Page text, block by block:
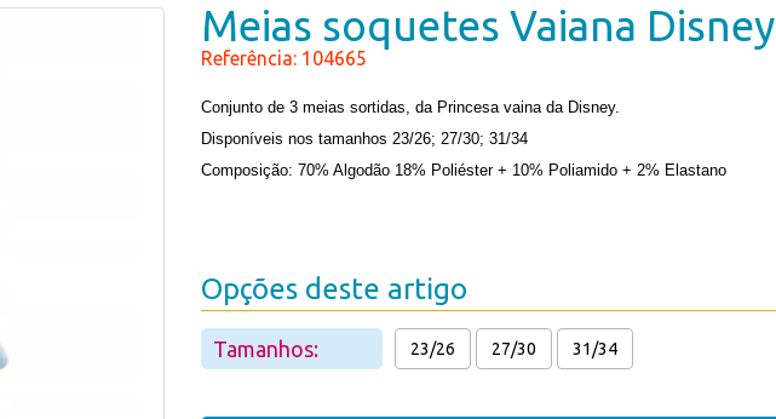
Meias soquetes Vaiana Disney
Referência: 104665
Conjunto de 3 meias sortidas, da Princesa vaina da Disney.
Disponíveis nos tamanhos 23/26; 27/30; 31/34
Composição: 70% Algodão 18% Poliéster + 10% Poliamido + 2% Elastano
Opções deste artigo
Tamanhos: 23/26 27/30 31/34